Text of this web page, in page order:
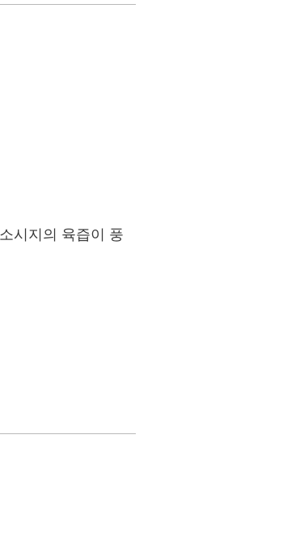
시지의 육즙이 풍